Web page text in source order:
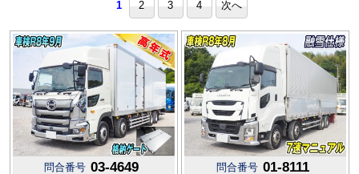
1 2 3 4 次へ
問合番号 03-4649 問合番号 01-8111